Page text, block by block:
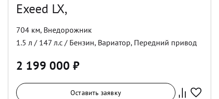
Exeed LX,
704 км, Внедорожник
1.5 л / 147 л.с / Бензин, Вариатор, Передний привод
2 199 000 ₽
Оставить заявку